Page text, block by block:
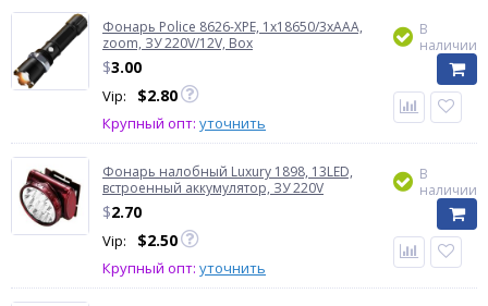
Фонарь Police 8626-XPE, 1х18650/3xAAA,
zoom, ЗУ 220V/12V, Box
$3.00
Vip: $2.80
Крупный опт: уточнить
В
наличии
Фонарь налобный Luxury 1898, 13LED,
встроенный аккумулятор, ЗУ 220V
$2.70
Vip: $2.50
Крупный опт: уточнить
В
наличии